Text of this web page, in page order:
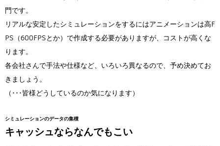
門です。
リアルな安定したシミュレーションをするにはアニメーションは高F
PS（600FPSとか）で作成する必要がありますが、コストが高くな
ります。
各会社さんで手法や仕様など、いろいろ異なるので、予め決めてお
きましょう。
（･･･皆様どうしているのか気になります）
シミュレーションのデータの集積
キャッシュならなんでもこい